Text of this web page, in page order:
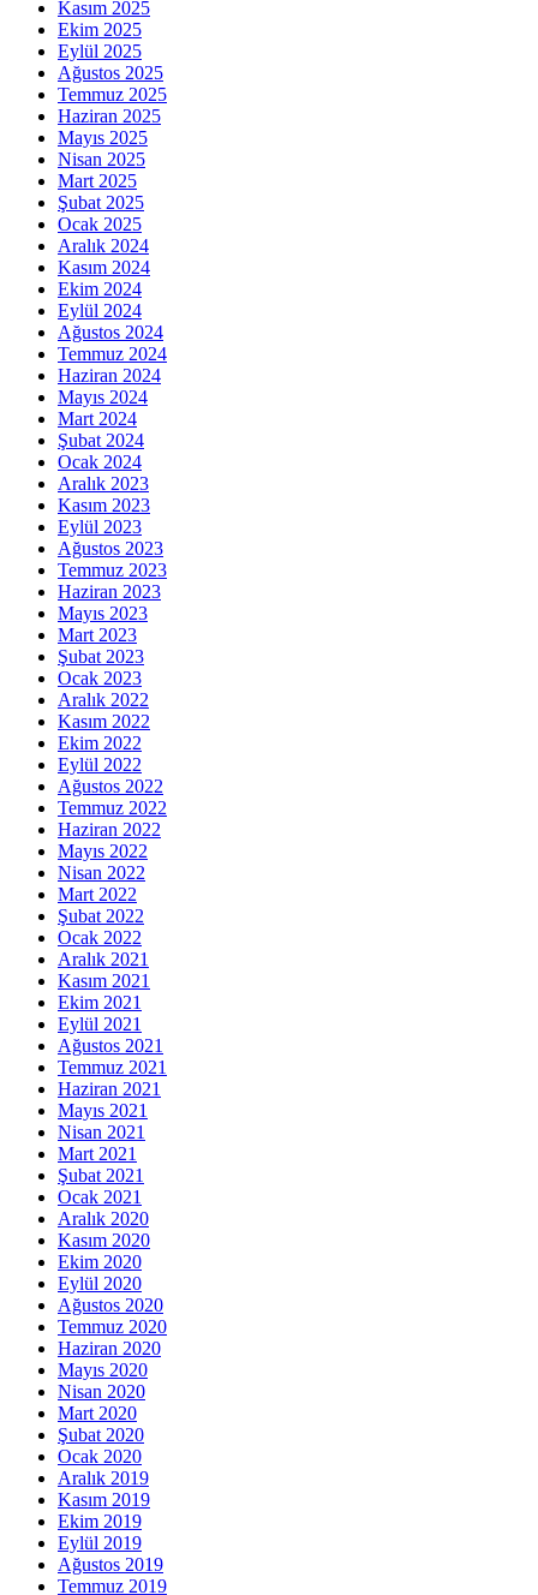
Kasım 2025
Ekim 2025
Eylül 2025
Ağustos 2025
Temmuz 2025
Haziran 2025
Mayıs 2025
Nisan 2025
Mart 2025
Şubat 2025
Ocak 2025
Aralık 2024
Kasım 2024
Ekim 2024
Eylül 2024
Ağustos 2024
Temmuz 2024
Haziran 2024
Mayıs 2024
Mart 2024
Şubat 2024
Ocak 2024
Aralık 2023
Kasım 2023
Eylül 2023
Ağustos 2023
Temmuz 2023
Haziran 2023
Mayıs 2023
Mart 2023
Şubat 2023
Ocak 2023
Aralık 2022
Kasım 2022
Ekim 2022
Eylül 2022
Ağustos 2022
Temmuz 2022
Haziran 2022
Mayıs 2022
Nisan 2022
Mart 2022
Şubat 2022
Ocak 2022
Aralık 2021
Kasım 2021
Ekim 2021
Eylül 2021
Ağustos 2021
Temmuz 2021
Haziran 2021
Mayıs 2021
Nisan 2021
Mart 2021
Şubat 2021
Ocak 2021
Aralık 2020
Kasım 2020
Ekim 2020
Eylül 2020
Ağustos 2020
Temmuz 2020
Haziran 2020
Mayıs 2020
Nisan 2020
Mart 2020
Şubat 2020
Ocak 2020
Aralık 2019
Kasım 2019
Ekim 2019
Eylül 2019
Ağustos 2019
Temmuz 2019